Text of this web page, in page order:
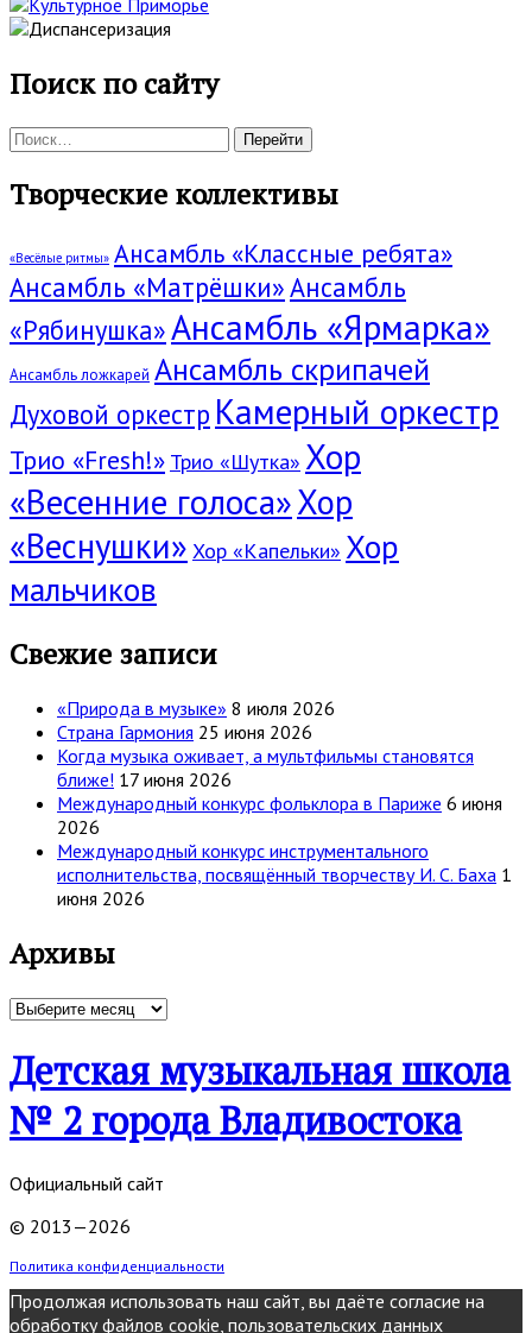
Поиск по сайту
Поиск:
Творческие коллективы
«Весёлые ритмы» Ансамбль «Классные ребята»
Ансамбль «Матрёшки»Ансамбль
«Рябинушка»Ансамбль «Ярмарка»
Ансамбль ложкарей Ансамбль скрипачей
Духовой оркестр Камерный оркестр
Трио «Fresh!» Трио «Шутка» Хор
«Весенние голоса»Хор
«Веснушки» Хор «Капельки» Хор
мальчиков
Свежие записи
«Природа в музыке» 8 июля 2026
Страна Гармония 25 июня 2026
Когда музыка оживает, а мультфильмы становятся
ближе! 17 июня 2026
Международный конкурс фольклора в Париже 6 июня
2026
Международный конкурс инструментального
исполнительства, посвящённый творчеству И. С. Баха 1
июня 2026
Архивы
Архивы
Детская музыкальная школа
№ 2 города Владивостока
Официальный сайт
© 2013—2026
Политика конфиденциальности
Продолжая использовать наш сайт, вы даёте согласие на
обработку файлов cookie, пользовательских данных